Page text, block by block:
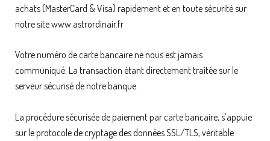
achats (MasterCard & Visa) rapidement et en toute sécurité sur
notre site www.astrordinair.fr
Votre numéro de carte bancaire ne nous est jamais
communiqué. La transaction étant directement traitée sur le
serveur sécurisé de notre banque.
La procédure sécurisée de paiement par carte bancaire, s’appuie
sur le protocole de cryptage des données SSL/TLS, véritable